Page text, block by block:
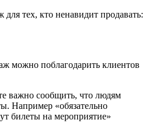
можно поблагодарить клиентов
важно сообщить, что людям
Например «обязательно
билеты на мероприятие»